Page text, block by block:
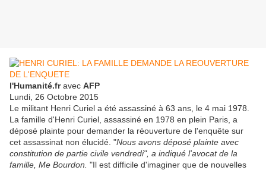
l'Humanité.fravec AFP
Lundi, 26 Octobre 2015
Le militant Henri Curiel a été assassiné à 63 ans, le 4 mai 1978.
La famille d'Henri Curiel, assassiné en 1978 en plein Paris, a
déposé plainte pour demander la réouverture de l'enquête sur
cet assassinat non élucidé. "Nous avons déposé plainte avec
constitution de partie civile vendredi", a indiqué l'avocat de la
famille, Me Bourdon. "Il est difficile d'imaginer que de nouvelles